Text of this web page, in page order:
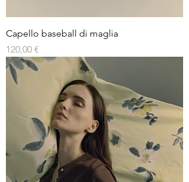
Capello baseball di maglia
Prezzo
120,00 €